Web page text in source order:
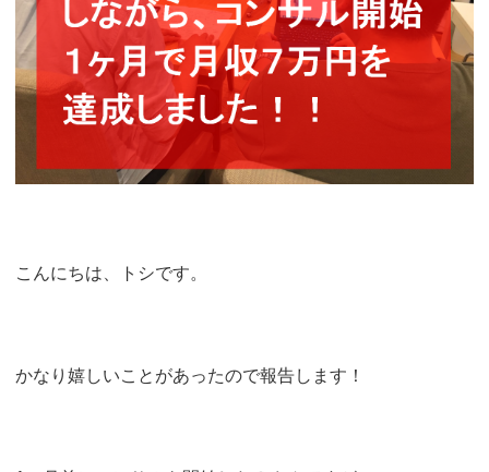
こんにちは、トシです。
かなり嬉しいことがあったので報告します！